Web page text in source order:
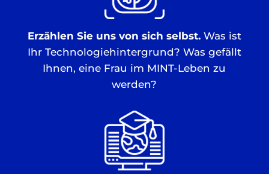
Erzählen Sie uns von sich selbst.Was ist
Ihr Technologiehintergrund? Was gefällt
Ihnen, eine Frau im MINT-Leben zu
werden?